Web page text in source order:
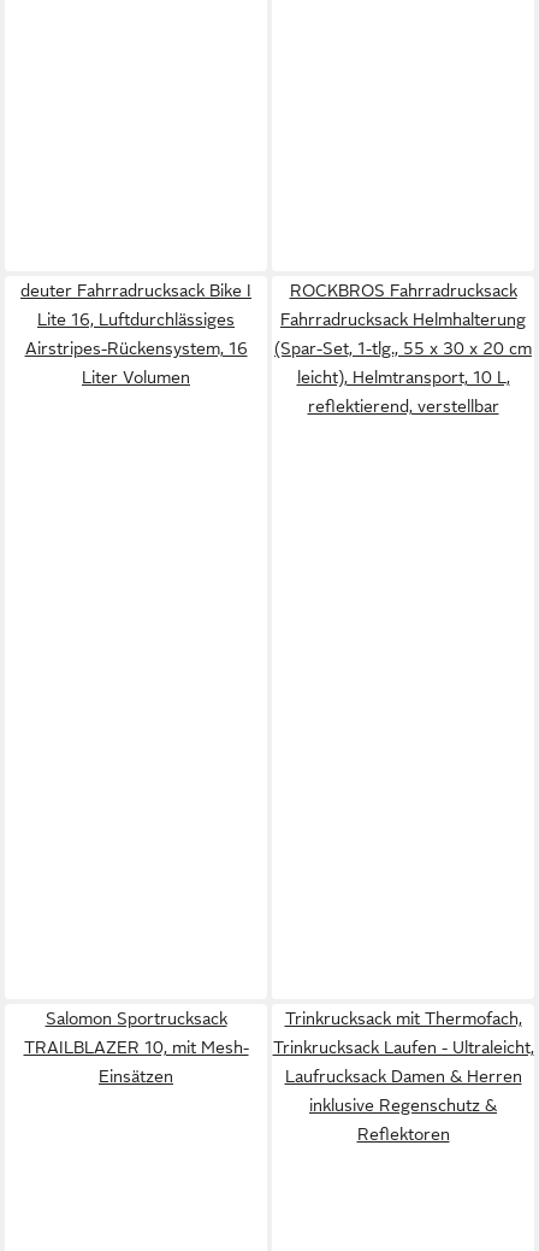
deuter Fahrradrucksack Bike I
Lite 16, Luftdurchlässiges
Airstripes-Rückensystem, 16
Liter Volumen
ROCKBROS Fahrradrucksack
Fahrradrucksack Helmhalterung
(Spar-Set, 1-tlg., 55 x 30 x 20 cm
leicht), Helmtransport, 10 L,
reflektierend, verstellbar
Salomon Sportrucksack
TRAILBLAZER 10, mit Mesh-
Einsätzen
Trinkrucksack mit Thermofach,
Trinkrucksack Laufen - Ultraleicht,
Laufrucksack Damen & Herren
inklusive Regenschutz &
Reflektoren